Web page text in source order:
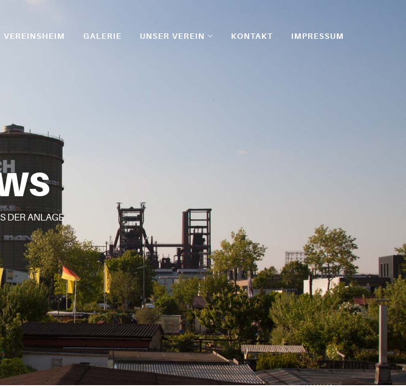
VEREINSHEIM GALERIE UNSER VEREIN KONTAKT IMPRESSUM
DER ANLAGE